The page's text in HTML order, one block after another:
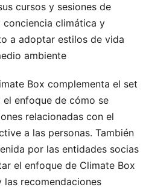
cursos y sesiones de
climática y
a adoptar estilos de vida
ambiente
Box complementa el set
el enfoque de cómo se
relacionadas con el
a las personas. También
por las entidades socias
el enfoque de Climate Box
recomendaciones